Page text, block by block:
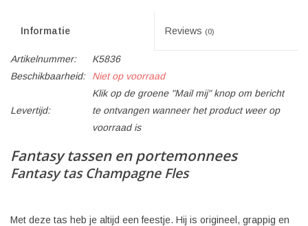
Informatie Reviews (0)
Artikelnummer:
K5836
Beschikbaarheid:
Niet op voorraad
Levertijd:
Klik op de groene "Mail mij" knop om bericht
te ontvangen wanneer het product weer op
voorraad is
Fantasy tassen en portemonnees
Fantasy tas Champagne Fles
Met deze tas heb je altijd een feestje. Hij is origineel, grappig en